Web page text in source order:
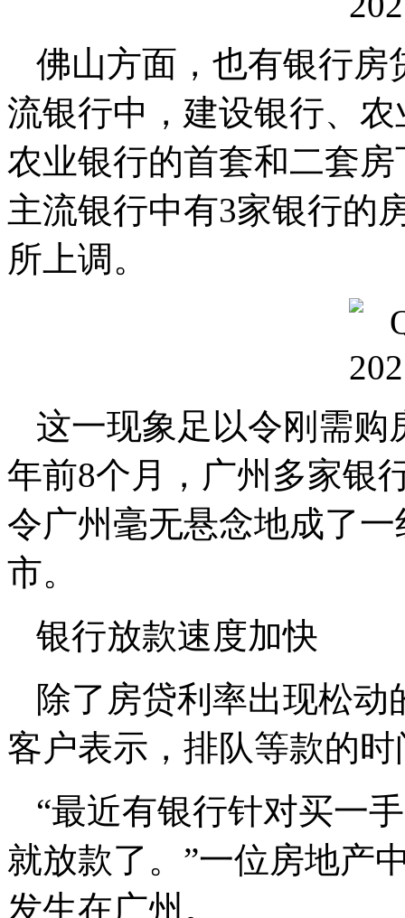
佛山方面，也有银行房
流银行中，建设银行、
农业银行的首套和二套
主流银行中有3家银行的
所上调。
这一现象足以令刚需购
年前8个月，广州多家银
令广州毫无悬念地成了
市。
银行放款速度加快
除了房贷利率出现松
客户表示，排队等款的
“最近有银行针对买一
就放款了。”一位房地产
发生在广州。